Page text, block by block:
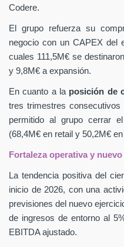
Codere.
El grupo refuerza su
negocio con un CAPEX del
cuales 111,5M€ se
y 9,8M€ a expansión.
En cuanto a la posición de
tres trimestres
permitido al grupo cerrar
(68,4M€ en retail y 50,2M€
Fortaleza operativa y
La tendencia positiva del
inicio de 2026, con una
previsiones del nuevo
de ingresos de entorno al
EBITDA ajustado.